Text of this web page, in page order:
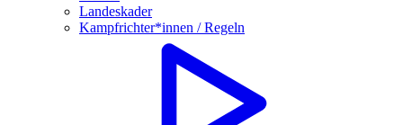
Landeskader
Kampfrichter*innen / Regeln